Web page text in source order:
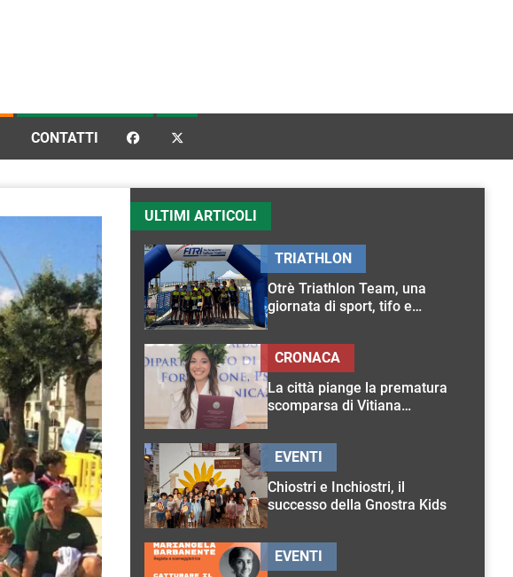
CONTATTI  
ULTIMI ARTICOLI
Otrè Triathlon Team, una
giornata di sport, tifo e
TRIATHLON
La città piange la prematura
scomparsa di Vitiana
CRONACA
Chiostri e Inchiostri, il
successo della Gnostra Kids
EVENTI
EVENTI